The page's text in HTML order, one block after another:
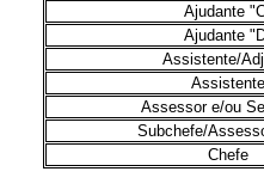
Ajudante
Ajudante
Assistente/
Assistente
Assessor e/ou
Subchefe/
Chefe